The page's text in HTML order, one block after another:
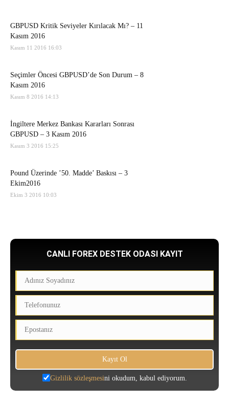
GBPUSD Kritik Seviyeler Kırılacak Mı? – 11
Kasım 2016
Kasım 11 2016 16:03
Seçimler Öncesi GBPUSD’de Son Durum – 8
Kasım 2016
Kasım 8 2016 14:13
İngiltere Merkez Bankası Kararları Sonrası
GBPUSD – 3 Kasım 2016
Kasım 3 2016 15:25
Pound Üzerinde ’50. Madde’ Baskısı – 3
Ekim2016
Ekim 3 2016 10:03
CANLI FOREX DESTEK ODASI KAYIT
Gizlilik sözleşmesini okudum, kabul ediyorum.